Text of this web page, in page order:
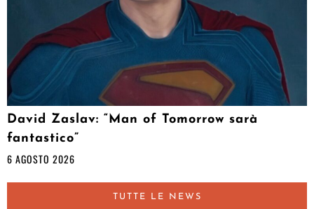
David Zaslav: “Man of Tomorrow sarà
fantastico”
6 AGOSTO 2026
TUTTE LE NEWS